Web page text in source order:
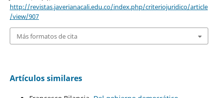
http://revistas.javerianacali.edu.co/index.php/criteriojuridico/article
/view/907
Más formatos de cita
Artículos similares